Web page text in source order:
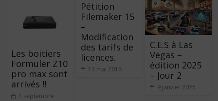
Les boitiers
Formuler Z10
pro max sont
arrivés !!
1 septembre
Pétition
Filemaker 15
–
Modification
des tarifs de
licences.
13 mai 2016
C.E.S à Las
Vegas –
édition 2025
– Jour 2
9 janvier 2025